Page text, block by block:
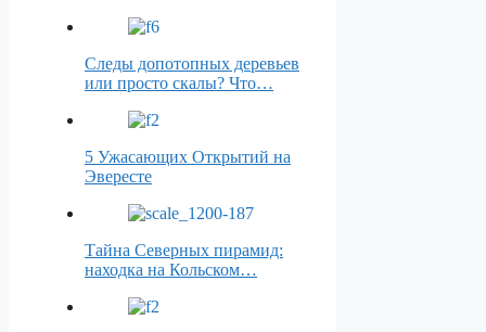
Следы допотопных деревьев
или просто скалы? Что…
5 Ужасающих Открытий на
Эвересте
Тайна Северных пирамид:
находка на Кольском…